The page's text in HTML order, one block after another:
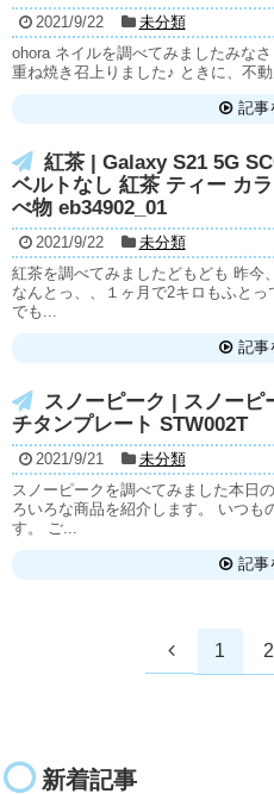
2021/9/22
未分類
ohora ネイルを調べてみましたみな
重ね焼き召上りました♪ ときに、不
記事
紅茶 | Galaxy S21 5G
ベルトなし 紅茶 ティー カ
べ物 eb34902_01
2021/9/22
未分類
紅茶を調べてみましたどもども 昨今
なんとっ、、１ヶ月で2キロもふと
でも...
記事
スノーピーク | スノー
チタンプレート STW002T
2021/9/21
未分類
スノーピークを調べてみました本日
ろいろな商品を紹介します。 いつも
す。 ご...
記事
1 2
新着記事